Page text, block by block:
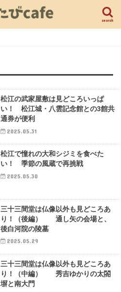
search
松江の武家屋敷は見どころいっぱ
い！ 松江城・八雲記念館との3館共
通券が便利
2025.05.31
松江で憧れの大和シジミを食べた
い！ 季節の風蔵で再挑戦
2025.05.30
三十三間堂は仏像以外も見どころあ
り！（後編） 通し矢の会場と、
後白河院の陵墓
2025.05.29
三十三間堂は仏像以外も見どころあ
り！（中編） 秀吉ゆかりの太閤
塀と南大門